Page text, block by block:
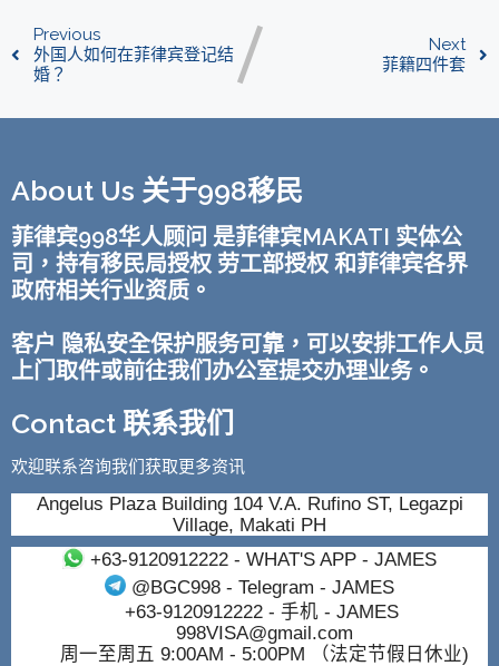
Previous
外国人如何在菲律宾登记结
婚？
Next
菲籍四件套
About Us 关于998移民
菲律宾998华人顾问 是菲律宾MAKATI 实体公
司，持有移民局授权 劳工部授权 和菲律宾各界
政府相关行业资质。
客户 隐私安全保护服务可靠，可以安排工作人员
上门取件或前往我们办公室提交办理业务。
Contact 联系我们
欢迎联系咨询我们获取更多资讯
Angelus Plaza Building 104 V.A. Rufino ST, Legazpi
Village, Makati PH
+63-9120912222- WHAT'S APP - JAMES
@BGC998 - Telegram - JAMES
+63-9120912222- 手机 - JAMES
998VISA@gmail.com
周一至周五 9:00AM - 5:00PM （法定节假日休业)